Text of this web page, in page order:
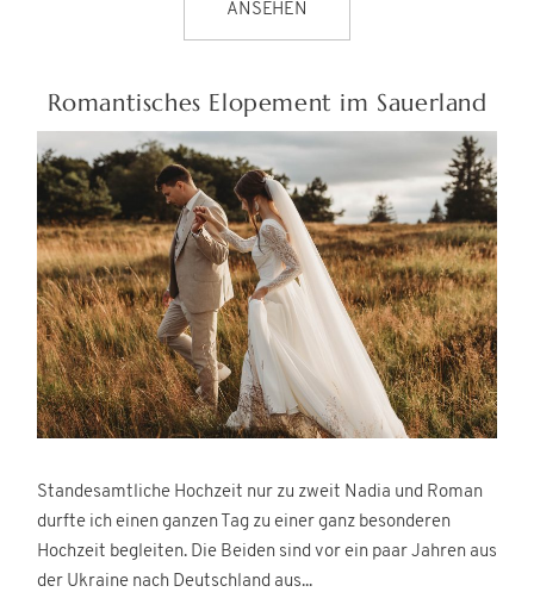
ANSEHEN
Romantisches Elopement im Sauerland
Standesamtliche Hochzeit nur zu zweit Nadia und Roman
durfte ich einen ganzen Tag zu einer ganz besonderen
Hochzeit begleiten. Die Beiden sind vor ein paar Jahren aus
der Ukraine nach Deutschland aus...